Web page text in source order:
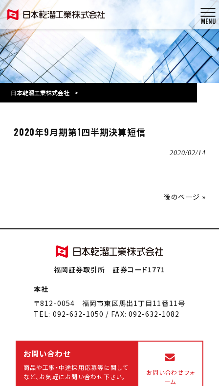
MENU
日本乾溜工業株式会社 >
2020年9月期第1四半期決算短信
2020/02/14
後のページ »
福岡証券取引所 証券コード1771
本社
〒812-0054 福岡市東区馬出1丁目11番11号
TEL: 092-632-1050 / FAX: 092-632-1082
お問い合わせ
商品や工事・中途採用応募等に関して
など、 お気軽にお問い合わせ下さい。
お問い合わせフォ
ーム